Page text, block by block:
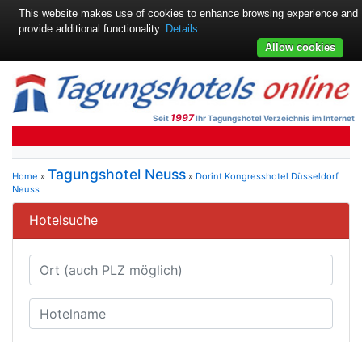
Seit 1997Ihr Tagungshotel Verzeichnis im Internet
Home » Tagungshotel Neuss » Dorint Kongresshotel Düsseldorf
Neuss
Hotelsuche
This website makes use of cookies to enhance browsing experience and
provide additional functionality. Details
Allow cookies